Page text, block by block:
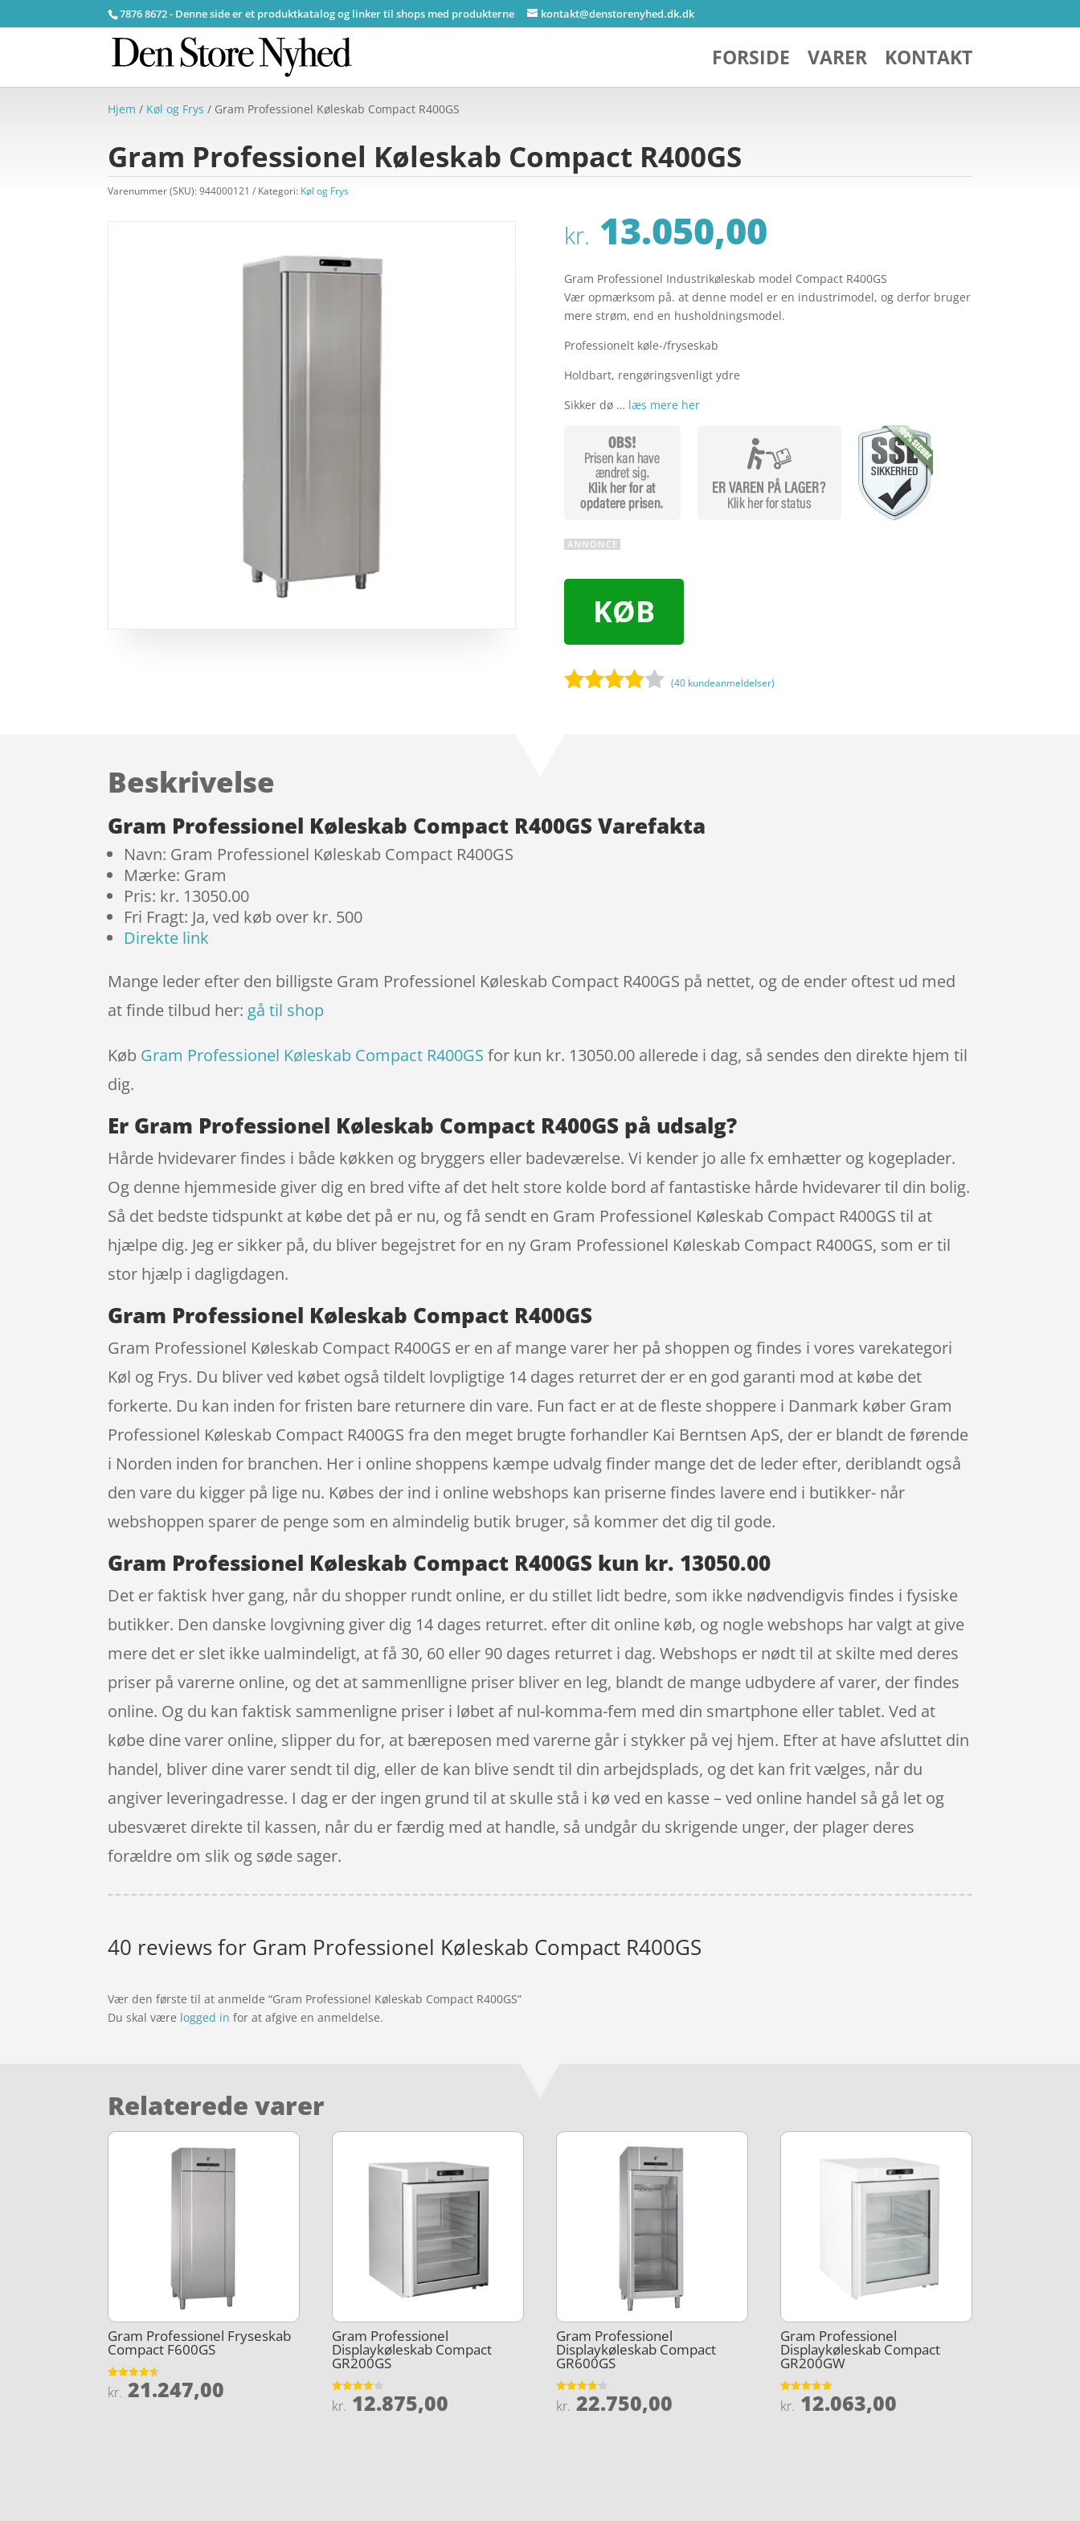
7876 8672 - Denne side er et produktkatalog og linker til shops med produkterne kontakt@denstorenyhed.dk.dk
FORSIDE VARER KONTAKT
Hjem / Køl og Frys / Gram Professionel Køleskab Compact R400GS
Gram Professionel Køleskab Compact R400GS
Varenummer (SKU):944000121 Kategori: Køl og Frys
kr. 13.050,00
Gram Professionel Industrikøleskab model Compact R400GS
Vær opmærksom på. at denne model er en industrimodel, og derfor bruger
mere strøm, end en husholdningsmodel.
Professionelt køle-/fryseskab
Holdbart, rengøringsvenligt ydre
Sikker dø … læs mere her
KØB
ømmels
(40 kundeanmeldelser)
Beskrivelse
Gram Professionel Køleskab Compact R400GS Varefakta
Navn: Gram Professionel Køleskab Compact R400GS
Mærke: Gram
Pris: kr. 13050.00
Fri Fragt: Ja, ved køb over kr. 500
Direkte link
Mange leder efter den billigste Gram Professionel Køleskab Compact R400GS på nettet, og de ender oftest ud med
at finde tilbud her: gå til shop
Køb Gram Professionel Køleskab Compact R400GS for kun kr. 13050.00 allerede i dag, så sendes den direkte hjem til
dig.
Er Gram Professionel Køleskab Compact R400GS på udsalg?
Hårde hvidevarer findes i både køkken og bryggers eller badeværelse. Vi kender jo alle fx emhætter og kogeplader.
Og denne hjemmeside giver dig en bred vifte af det helt store kolde bord af fantastiske hårde hvidevarer til din bolig.
Så det bedste tidspunkt at købe det på er nu, og få sendt en Gram Professionel Køleskab Compact R400GS til at
hjælpe dig. Jeg er sikker på, du bliver begejstret for en ny Gram Professionel Køleskab Compact R400GS, som er til
stor hjælp i dagligdagen.
Gram Professionel Køleskab Compact R400GS
Gram Professionel Køleskab Compact R400GS er en af mange varer her på shoppen og findes i vores varekategori
Køl og Frys. Du bliver ved købet også tildelt lovpligtige 14 dages returret der er en god garanti mod at købe det
forkerte. Du kan inden for fristen bare returnere din vare. Fun fact er at de fleste shoppere i Danmark køber Gram
Professionel Køleskab Compact R400GS fra den meget brugte forhandler Kai Berntsen ApS, der er blandt de førende
i Norden inden for branchen. Her i online shoppens kæmpe udvalg finder mange det de leder efter, deriblandt også
den vare du kigger på lige nu. Købes der ind i online webshops kan priserne findes lavere end i butikker- når
webshoppen sparer de penge som en almindelig butik bruger, så kommer det dig til gode.
Gram Professionel Køleskab Compact R400GS kun kr. 13050.00
Det er faktisk hver gang, når du shopper rundt online, er du stillet lidt bedre, som ikke nødvendigvis findes i fysiske
butikker. Den danske lovgivning giver dig 14 dages returret. efter dit online køb, og nogle webshops har valgt at give
mere det er slet ikke ualmindeligt, at få 30, 60 eller 90 dages returret i dag. Webshops er nødt til at skilte med deres
priser på varerne online, og det at sammenlligne priser bliver en leg, blandt de mange udbydere af varer, der findes
online. Og du kan faktisk sammenligne priser i løbet af nul-komma-fem med din smartphone eller tablet. Ved at
købe dine varer online, slipper du for, at bæreposen med varerne går i stykker på vej hjem. Efter at have afsluttet din
handel, bliver dine varer sendt til dig, eller de kan blive sendt til din arbejdsplads, og det kan frit vælges, når du
angiver leveringadresse. I dag er der ingen grund til at skulle stå i kø ved en kasse – ved online handel så gå let og
ubesværet direkte til kassen, når du er færdig med at handle, så undgår du skrigende unger, der plager deres
forældre om slik og søde sager.
40 reviews for Gram Professionel Køleskab Compact R400GS
Vær den første til at anmelde “Gram Professionel Køleskab Compact R400GS”
Du skal være logged in for at afgive en anmeldelse.
Relaterede varer
Gram Professionel Fryseskab
Compact F600GS
Vurderet
4.5
kr. 21.247,00
Gram Professionel
Displaykøleskab Compact
GR200GS
Vurderet
4
kr. 12.875,00
Gram Professionel
Displaykøleskab Compact
GR600GS
Vurderet
3.8
kr. 22.750,00
Gram Professionel
Displaykøleskab Compact
GR200GW
Vurderet
5
kr. 12.063,00